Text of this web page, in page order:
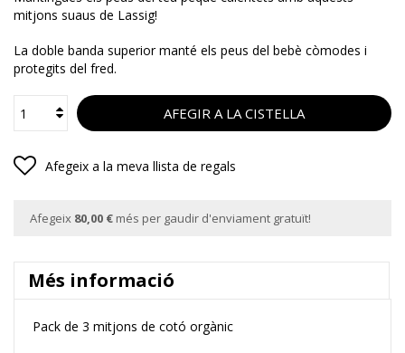
mitjons suaus de Lassig!
La doble banda superior manté els peus del bebè còmodes i
protegits del fred.
AFEGIR A LA CISTELLA
Afegeix a la meva llista de regals
Afegeix 80,00 € més per gaudir d'enviament gratuït!
Més informació
Pack de 3 mitjons de cotó orgànic